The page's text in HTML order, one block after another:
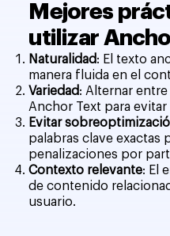
Mejores
utilizar
Naturalidad: El texto
manera fluida en el
Variedad: Alternar
Anchor Text para
Evitar
palabras clave exactas
penalizaciones por
Contexto relevante: El
de contenido
usuario.